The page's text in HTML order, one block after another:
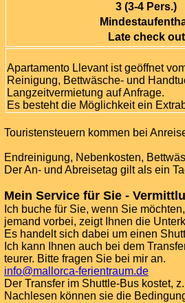
3 (3-4 Pers.)
Late check out
Apartamento Llevant ist geöffnet
Reinigung, Bettwäsche- und
Langzeitvermietung auf Anfrage.
Es besteht die Möglichkeit ein
Touristensteuern kommen bei
Endreinigung, Nebenkosten,
Der An- und Abreisetag gilt als ein
Mein Service für Sie -
Ich buche für Sie, wenn Sie
jemand vorbei, zeigt Ihnen die
Es handelt sich dabei um einen
Ich kann Ihnen auch bei dem
teurer. Bitte fragen Sie bei mir an.
info@mallorca-ferientraum.de
Der Transfer im Shuttle-Bus kostet,
Nachlesen können sie die